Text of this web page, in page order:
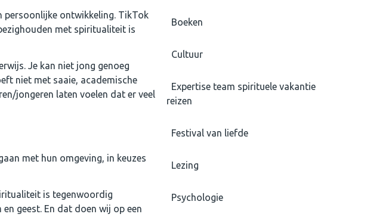
persoonlijke ontwikkeling. TikTok
met spiritualiteit is
Je kan niet jong genoeg
niet met saaie, academische
jongeren laten voelen dat er veel
met hun omgeving, in keuzes
is tegenwoordig
geest. En dat doen wij op een
Boeken
Cultuur
Expertise team spirituele vakantie
reizen
Festival van liefde
Lezing
Psychologie